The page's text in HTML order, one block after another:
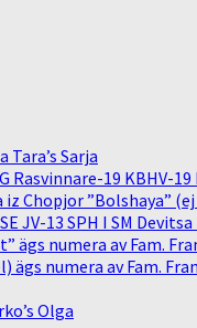
Tara’s Sarja
Rasvinnare-19 KBHV-19
iz Chopjor ”Bolshaya”
SE JV-13 SPH I SM
ägs numera av Fam.
ägs numera av Fam.
Olga